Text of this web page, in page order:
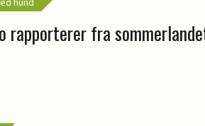
rapporterer fra